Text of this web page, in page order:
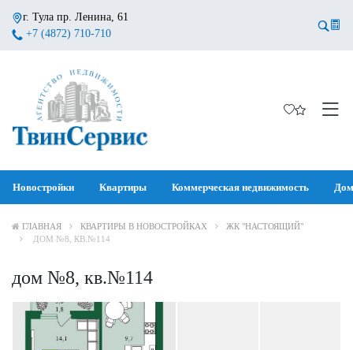
г. Тула пр. Ленина, 61
+7 (4872) 710-710
Новостройки Квартиры Коммерческая недвижимость
ГЛАВНАЯ КВАРТИРЫ В НОВОСТРОЙКАХ
ЖК "НАСТОЯЩИЙ"
ДОМ №8, КВ.№114
дом №8, кв.№114